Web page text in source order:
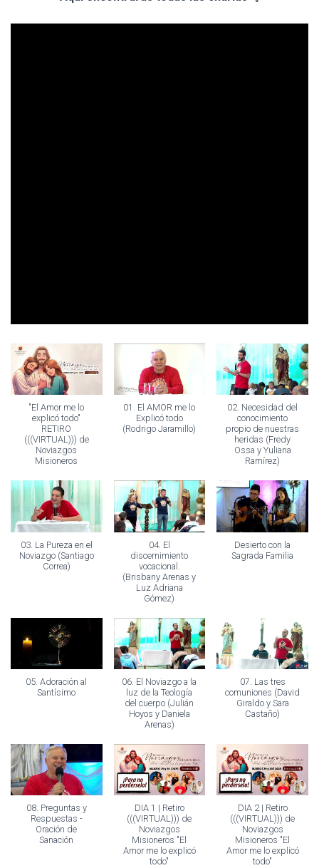
"El Amor me lo
explicó todo"
RETIRO
(((VIRTUAL))) de
Noviazgos
Misioneros
01. El AMOR me lo
Explicó todo
(Rodrigo Jaramillo)
02. Necesidad del
conocimiento
propio de nuestras
heridas (Fredy
Ossa y Yuliana
Ramírez)
03. La Pureza en el
Noviazgo (Santiago
Correa)
04. El
discernimiento
vocacional.
(Brisbany Arenas y
Luz Adriana
Gómez)
Desierto con la
Sagrada Familia
05. Adoración al
Santísimo
06. El Noviazgo a la
luz de la Teología
del cuerpo (Julián
Hoyos y Daniela
Arenas)
07. Las tres
comuniones (David
Giraldo y Sara
Castaño)
08. Preguntas y
Respuestas -
Oración de
Sanación
DIA 1 | Retiro
(((VIRTUAL))) de
Noviazgos
Misioneros "El
Amor me lo explicó
todo"
DIA 2 | Retiro
(((VIRTUAL))) de
Noviazgos
Misioneros "El
Amor me lo explicó
todo"